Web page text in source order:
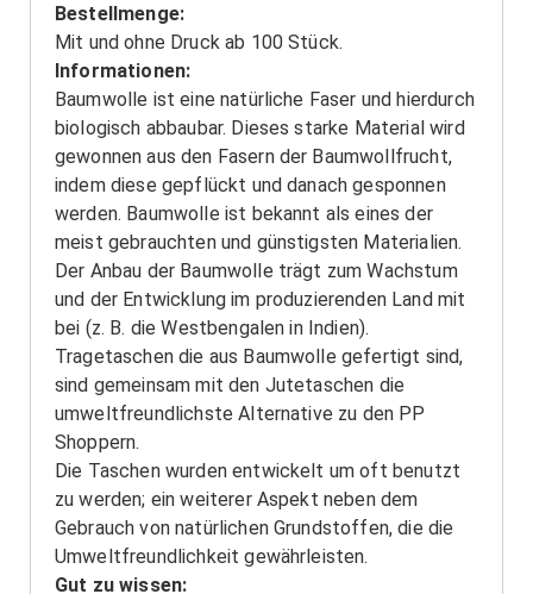
Bestellmenge:
Mit und ohne Druck ab 100 Stück.
Informationen:
Baumwolle ist eine natürliche Faser und hierdurch
biologisch abbaubar. Dieses starke Material wird
gewonnen aus den Fasern der Baumwollfrucht,
indem diese gepflückt und danach gesponnen
werden. Baumwolle ist bekannt als eines der
meist gebrauchten und günstigsten Materialien.
Der Anbau der Baumwolle trägt zum Wachstum
und der Entwicklung im produzierenden Land mit
bei (z. B. die Westbengalen in Indien).
Tragetaschen die aus Baumwolle gefertigt sind,
sind gemeinsam mit den Jutetaschen die
umweltfreundlichste Alternative zu den PP
Shoppern.
Die Taschen wurden entwickelt um oft benutzt
zu werden; ein weiterer Aspekt neben dem
Gebrauch von natürlichen Grundstoffen, die die
Umweltfreundlichkeit gewährleisten.
Gut zu wissen: